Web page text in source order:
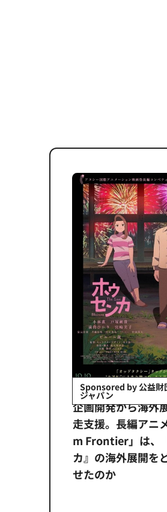
Sponsored by 公益財
ジャパン
企画開発から海外
走支援。長編アニ
m Frontier」は、
カ』の海外展開を
せたのか